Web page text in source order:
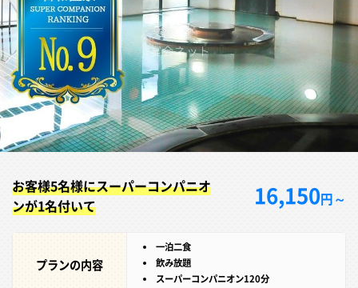
お客様5名様にスーパーコンパニオ
ンが1名付いて
16,150円～
プランの内容
一泊二食
飲み放題
スーパーコンパニオン120分